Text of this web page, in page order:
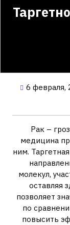
6 февраля,
Рак –
медицина
ним.
молекул‚
оставляя
позволяет
по
повысить